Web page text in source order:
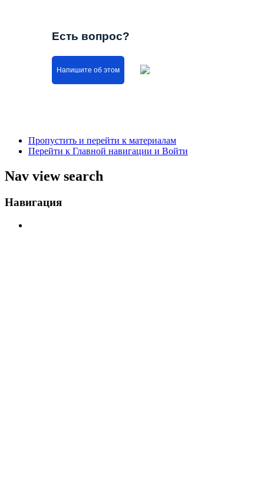
Есть вопрос?
Напишите об этом
Пропустить и перейти к материалам
Перейти к Главной навигации и Войти
Nav view search
Навигация